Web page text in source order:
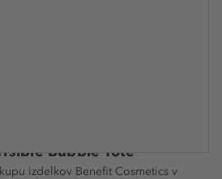
Bubble Tote
izdelkov Benefit Cosmetics v